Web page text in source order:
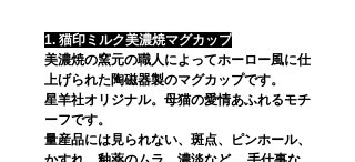
1. 猫印ミルク美濃焼マグカップ
美濃焼の窯元の職人によってホーロー風に仕
上げられた陶磁器製のマグカップです。
星羊社オリジナル。母猫の愛情あふれるモチ
ーフです。
量産品には見られない、斑点、ピンホール、